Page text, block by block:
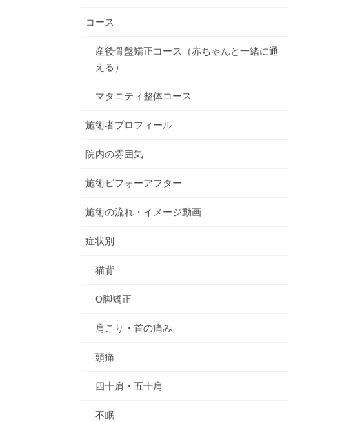
コース
産後骨盤矯正コース（赤ちゃんと一緒に通
える）
マタニティ整体コース
施術者プロフィール
院内の雰囲気
施術ビフォーアフター
施術の流れ・イメージ動画
症状別
猫背
O脚矯正
肩こり・首の痛み
頭痛
四十肩・五十肩
不眠